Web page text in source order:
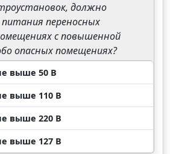
должно
переносных
с повышенной
опасных помещениях?
выше 50 В
выше 110 В
выше 220 В
выше 127 В